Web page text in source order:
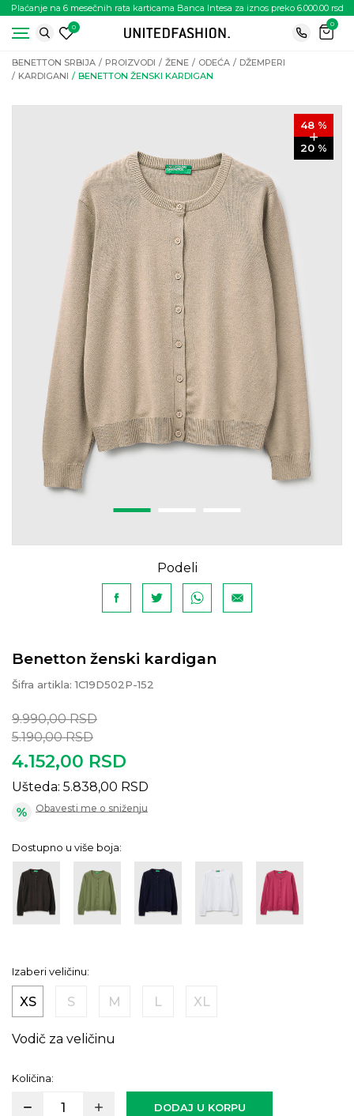
Plaćanje na 6 mesečnih rata karticama Banca Intesa za iznos preko 6.000.00 rsd
0
0
BENETTON SRBIJA PROIZVODI ŽENE ODEĆA
DŽEMPERI
KARDIGANI
BENETTON ŽENSKI KARDIGAN
48 %
20 %
Podeli
Benetton ženski kardigan
Šifra artikla:1C19D502P-152
9.990,00 RSD
5.190,00 RSD
4.152,00 RSD
Ušteda: 5.838,00 RSD
Obavesti me o sniženju
Dostupno u više boja:
Izaberi veličinu:
XS S M L XL
Vodič za veličinu
Količina:
DODAJ U KORPU